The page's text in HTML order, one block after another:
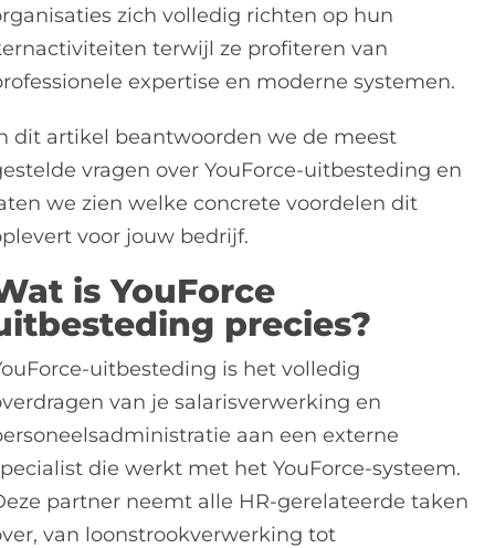
zich volledig richten op hun
terwijl ze profiteren van
expertise en moderne systemen.
dit artikel beantwoorden we de meest
vragen over YouForce-uitbesteding en
we zien welke concrete voordelen dit
voor jouw bedrijf.
is YouForce
precies?
uitbesteding is het volledig
van je salarisverwerking en
aan een externe
die werkt met het YouForce-systeem.
partner neemt alle HR-gerelateerde taken
van loonstrookverwerking tot